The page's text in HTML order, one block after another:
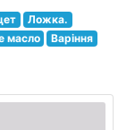
Ложка.
масло Варіння